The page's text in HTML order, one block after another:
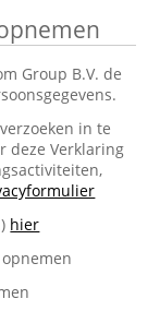
Group B.V. de
in te
deze Verklaring
hier